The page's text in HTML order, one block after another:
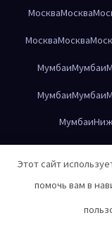
МоскваМосква
МоскваМосква
МумбаиМумбаи
МумбаиМумбаи
Мумбаи
Нижний
Этот сайт
помочь вам в